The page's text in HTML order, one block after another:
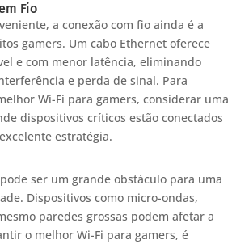
Fio
a conexão com fio ainda é a
gamers. Um cabo Ethernet oferece
e com menor latência, eliminando
e perda de sinal. Para
Wi-Fi para gamers, considerar uma
dispositivos críticos estão conectados
estratégia.
ser um grande obstáculo para uma
Dispositivos como micro-ondas,
paredes grossas podem afetar a
o melhor Wi-Fi para gamers, é